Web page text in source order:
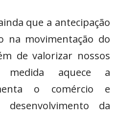
que a antecipação
na movimentação do
de valorizar nossos
medida aquece a
o comércio e
da